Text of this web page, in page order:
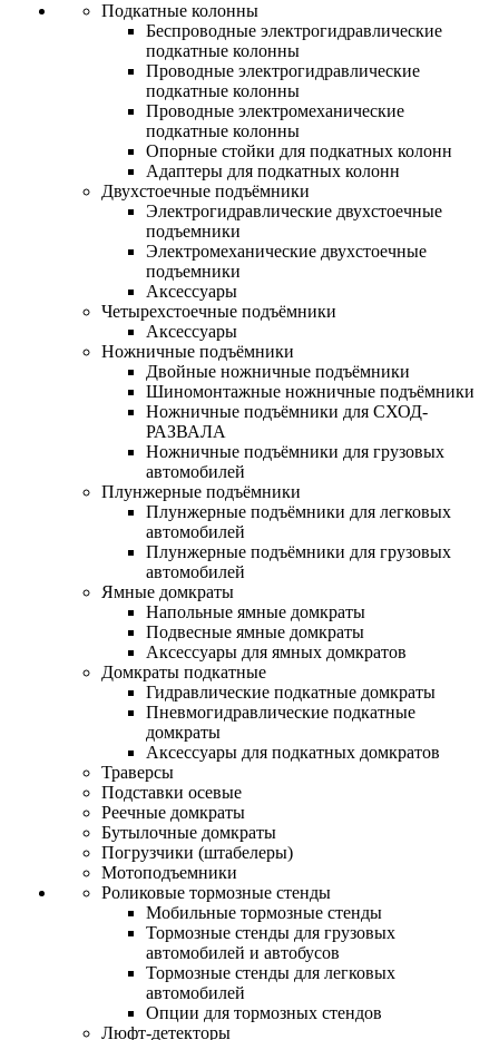
Подкатные колонны
Беспроводные электрогидравлические
подкатные колонны
Проводные электрогидравлические
подкатные колонны
Проводные электромеханические
подкатные колонны
Опорные стойки для подкатных колонн
Адаптеры для подкатных колонн
Двухстоечные подъёмники
Электрогидравлические двухстоечные
подъемники
Электромеханические двухстоечные
подъемники
Аксессуары
Четырехстоечные подъёмники
Аксессуары
Ножничные подъёмники
Двойные ножничные подъёмники
Шиномонтажные ножничные подъёмники
Ножничные подъёмники для СХОД-
РАЗВАЛА
Ножничные подъёмники для грузовых
автомобилей
Плунжерные подъёмники
Плунжерные подъёмники для легковых
автомобилей
Плунжерные подъёмники для грузовых
автомобилей
Ямные домкраты
Напольные ямные домкраты
Подвесные ямные домкраты
Аксессуары для ямных домкратов
Домкраты подкатные
Гидравлические подкатные домкраты
Пневмогидравлические подкатные
домкраты
Аксессуары для подкатных домкратов
Траверсы
Подставки осевые
Реечные домкраты
Бутылочные домкраты
Погрузчики (штабелеры)
Мотоподъемники
Роликовые тормозные стенды
Мобильные тормозные стенды
Тормозные стенды для грузовых
автомобилей и автобусов
Тормозные стенды для легковых
автомобилей
Опции для тормозных стендов
Люфт-детекторы